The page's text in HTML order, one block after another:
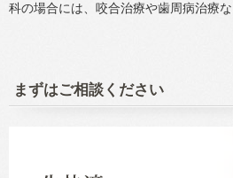
科の場合には、咬合治療や歯周病治療
まずはご相談ください